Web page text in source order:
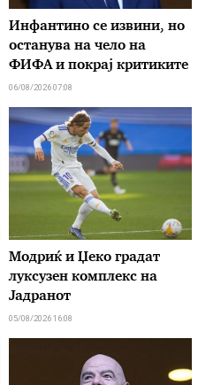
Инфантино се извини, но
останува на чело на
ФИФА и покрај критиките
06/08/2026 07:08
Модриќ и Џеко градат
луксузен комплекс на
Јадранот
05/08/2026 16:08